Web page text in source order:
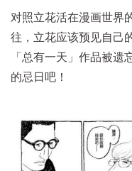
对照立花活在漫画世界
往，立花应该预见自己
「总有一天」作品被遗
的忌日吧！